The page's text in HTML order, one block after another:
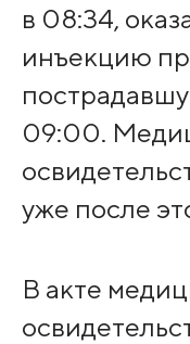
в 08:34,
инъекцию
09:00.
уже после
В акте